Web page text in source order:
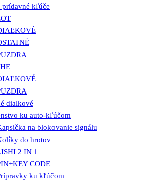
prídavné kľúče
dialkové
ku auto-kľúčom
na blokovanie signálu
do hrotov
2 IN 1
CODE
ku kľúčom